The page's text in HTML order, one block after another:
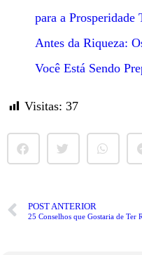
para a Prosperidade
Antes da Riqueza:
Você Está Sendo
Visitas: 37
POST ANTERIOR